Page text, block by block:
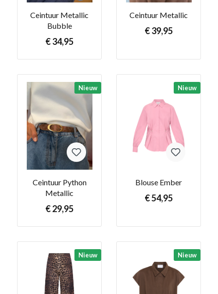
Ceintuur Metallic
Bubble
€ 34,95
Ceintuur Metallic
€ 39,95
Nieuw
Ceintuur Python
Metallic
€ 29,95
Nieuw
Blouse Ember
€ 54,95
Nieuw Nieuw